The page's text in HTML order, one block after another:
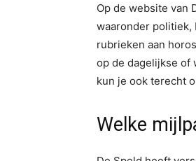
Op de website van
waaronder politiek,
rubrieken aan
op de dagelijkse of
kun je ook terecht
Welke